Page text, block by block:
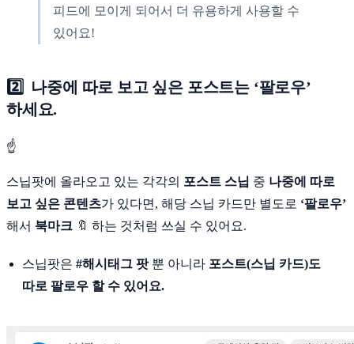
피드에 모이게 되어서 더 유용하게 사용할 수
있어요!
2️⃣ 나중에 따로 보고 싶은 포스트는 ‘팔로우’
하세요.
☝
스닙팟에 올라오고 있는 각각의 포스트 스닙 중 나중에 따로
보고 싶은 콘텐츠가 있다면, 해당 스닙 카드만 별도로 ‘팔로우’
해서 북마크 🔖 하는 것처럼 쓰실 수 있어요.
스닙팟은 #해시태그 팟뿐 아니라 포스트(스닙 카드)도
따로 팔로우 할 수 있어요.